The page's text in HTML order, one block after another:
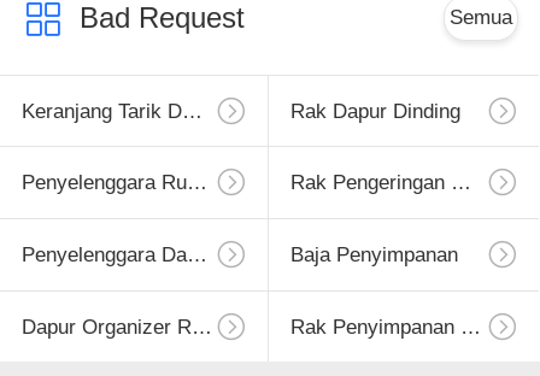
Bad Request Semua
Keranjang Tarik Dapur Rak Dapur Dinding
Penyelenggara Rumah Dapur Rak Pengeringan Hidangan
Penyelenggara Dapur Baja Penyimpanan
Dapur Organizer Rack Rak Penyimpanan Dapur